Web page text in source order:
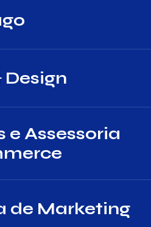
Design
e Assessoria
de Marketing